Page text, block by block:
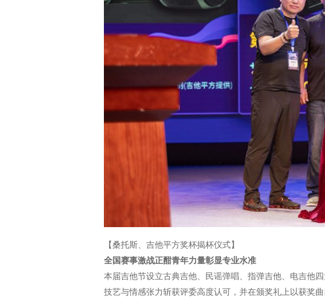
【桑托斯、吉他平方奖杯揭杯仪式】
全国赛事激战正酣青年力量彰显专业水准
本届吉他节设立古典吉他、民谣弹唱、指弹吉他、电吉他
技艺与情感张力斩获评委高度认可，并在颁奖礼上以获奖